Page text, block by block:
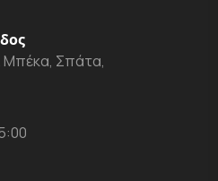
Μπέκα, Σπάτα,